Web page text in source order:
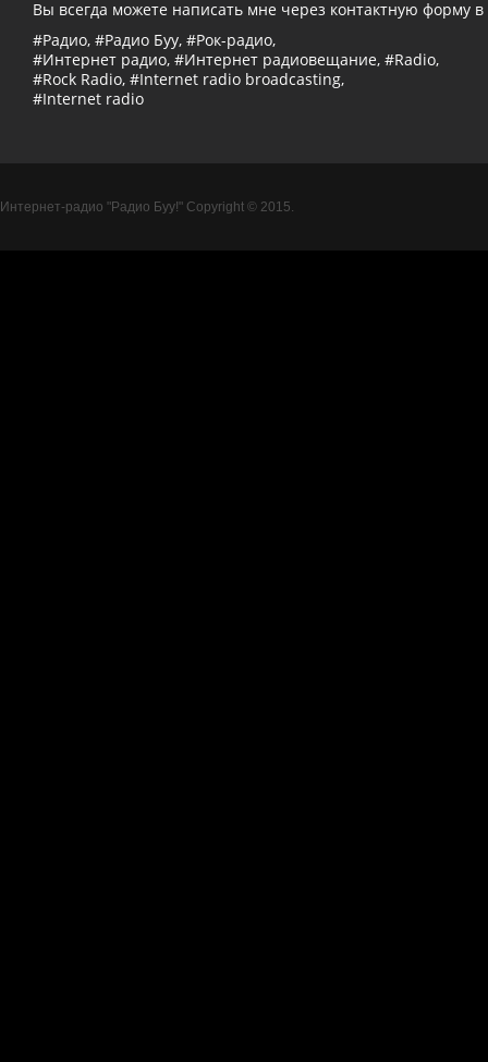
Вы всегда можете написать мне через контактную форму в
#Радио, #Радио Буу, #Рок-радио,
#Интернет радио, #Интернет радиовещание, #Radio,
#Rock Radio, #Internet radio broadcasting,
#Internet radio
Интернет-радио "Радио Буу!" Copyright © 2015.